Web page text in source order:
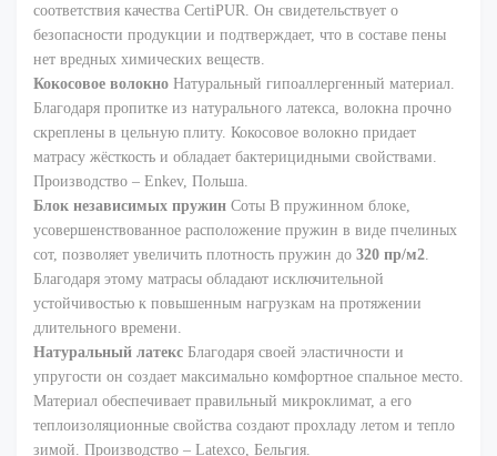
соответствия качества CertiPUR. Он свидетельствует о
безопасности продукции и подтверждает, что в составе пены
нет вредных химических веществ.
Кокосовое волокно Натуральный гипоаллергенный материал.
Благодаря пропитке из натурального латекса, волокна прочно
скреплены в цельную плиту. Кокосовое волокно придает
матрасу жёсткость и обладает бактерицидными свойствами.
Производство – Enkev, Польша.
Блок независимых пружин Соты В пружинном блоке,
усовершенствованное расположение пружин в виде пчелиных
сот, позволяет увеличить плотность пружин до 320 пр/м2
Благодаря этому матрасы обладают исключительной
устойчивостью к повышенным нагрузкам на протяжении
длительного времени.
Натуральный латекс Благодаря своей эластичности и
упругости он создает максимально комфортное спальное место.
Материал обеспечивает правильный микроклимат, а его
теплоизоляционные свойства создают прохладу летом и тепло
зимой. Производство – Latexco, Бельгия.